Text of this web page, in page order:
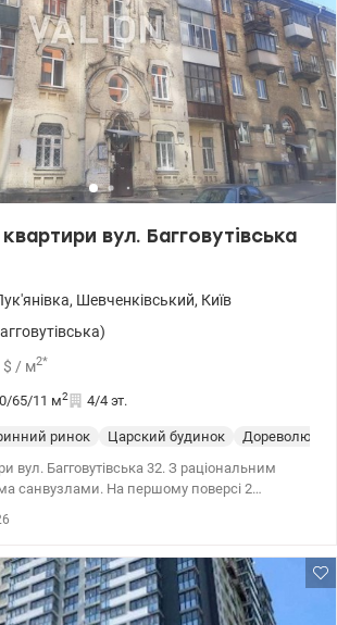
вул. Багговутівська
, Шевченківський, Київ
$ / м2*
65/11 м2 4/4 эт.
ринок Царский будинок
32. З раціональним
На першому поверсі 2
200 10 80 valion.ua/1013242